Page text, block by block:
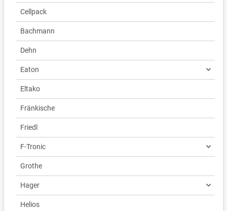
Cellpack
Bachmann
Dehn
Eaton
Eltako
Fränkische
Friedl
F-Tronic
Grothe
Hager
Helios